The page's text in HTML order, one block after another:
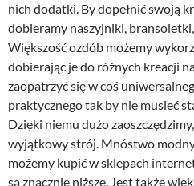
nich dodatki. By dopełnić swoją
dobieramy naszyjniki,
Większość ozdób możemy
dobierając je do różnych kreacji
zaopatrzyć się w coś
praktycznego tak by nie musieć
Dzięki niemu dużo
wyjątkowy strój. Mnóstwo
możemy kupić w sklepach
są znacznie niższe. Jest także